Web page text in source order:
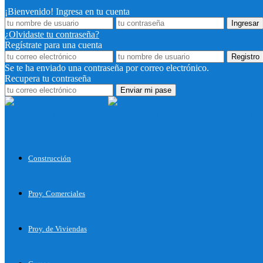
¡Bienvenido! Ingresa en tu cuenta
¿Olvidaste tu contraseña?
Regístrate para una cuenta
Se te ha enviado una contraseña por correo electrónico.
Recupera tu contraseña
Construcción
Proy. Comerciales
Proy. de Viviendas